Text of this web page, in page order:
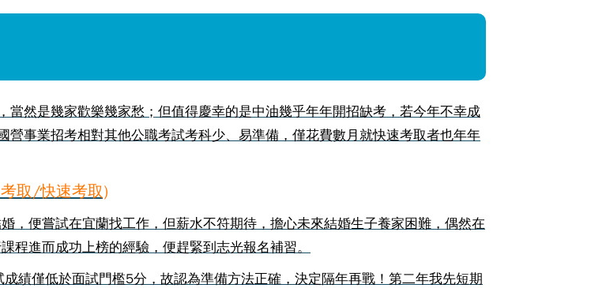
然是幾家歡樂幾家愁；但值得慶幸的是中油幾乎年年開招缺考，若今年不幸成
事業招考相對其他公職考試考科少、易準備，僅花費數月就快速考取者也年年
取/快速考取)
，便嘗試在宜蘭找工作，但薪水不符期待，擔心未來結婚生子養家困難，偶然在
程進而成功上榜的經驗，便趕緊到志光報名補習。
績僅低於面試門檻5分，故認為準備方法正確，決定隔年再戰！第二年我先短期